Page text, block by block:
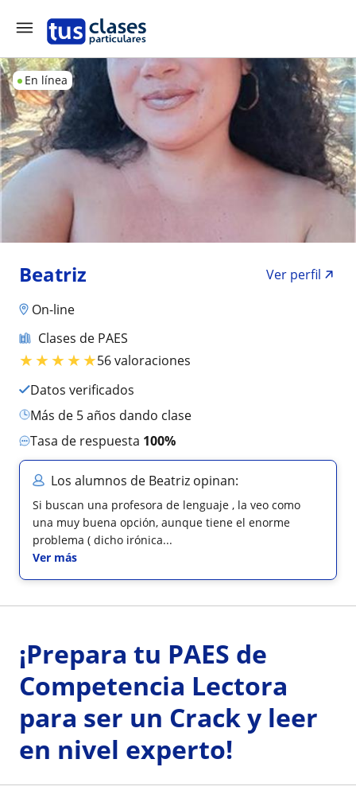
En línea
Beatriz
Ver perfil
On-line
Clases de PAES
★★★★★56 valoraciones
Datos verificados
más de 5 años dando clase
Tasa de respuesta 100%
Los alumnos de Beatriz opinan:
Si buscan una profesora de lenguaje , la veo como
una muy buena opción, aunque tiene el enorme
problema ( dicho irónica...
Ver más
¡Prepara tu PAES de
Competencia Lectora
para ser un Crack y leer
en nivel experto!